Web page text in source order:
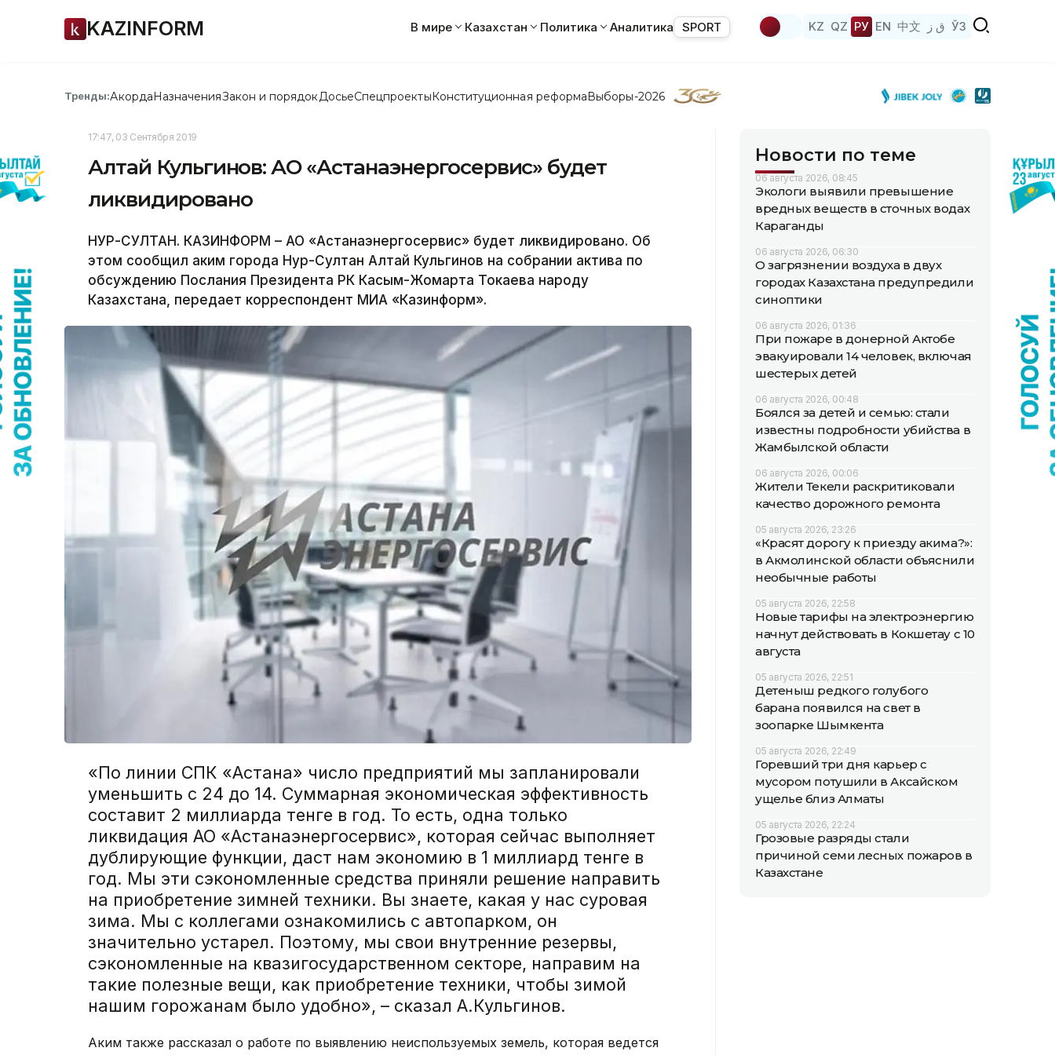
KAZINFORM В мире Казахстан Политика Аналитика SPORT KZ QZ РУ EN 中文 ق ز ЎЗ
Тренды:АкордаНазначенияЗакон и порядок ДосьеСпецпроектыКонституционная реформаВыборы-2026
17:47, 03 Сентября 2019
Алтай Кульгинов: АО «Астанаэнергосервис» будет
ликвидировано
НУР-СУЛТАН. КАЗИНФОРМ – АО «Астанаэнергосервис» будет ликвидировано. Об
этом сообщил аким города Нур-Султан Алтай Кульгинов на собрании актива по
обсуждению Послания Президента РК Касым-Жомарта Токаева народу
Казахстана, передает корреспондент МИА «Казинформ».
«По линии СПК «Астана» число предприятий мы запланировали
уменьшить с 24 до 14. Суммарная экономическая эффективность
составит 2 миллиарда тенге в год. То есть, одна только
ликвидация АО «Астанаэнергосервис», которая сейчас выполняет
дублирующие функции, даст нам экономию в 1 миллиард тенге в
год. Мы эти сэкономленные средства приняли решение направить
на приобретение зимней техники. Вы знаете, какая у нас суровая
зима. Мы с коллегами ознакомились с автопарком, он
значительно устарел. Поэтому, мы свои внутренние резервы,
сэкономленные на квазигосударственном секторе, направим на
такие полезные вещи, как приобретение техники, чтобы зимой
нашим горожанам было удобно», – сказал А.Кульгинов.
Аким также рассказал о работе по выявлению неиспользуемых земель, которая ведется
Новости по теме
06 августа 2026, 08:45
Экологи выявили превышение
вредных веществ в сточных водах
Караганды
06 августа 2026, 06:30
О загрязнении воздуха в двух
городах Казахстана предупредили
синоптики
06 августа 2026, 01:36
При пожаре в донерной Актобе
эвакуировали 14 человек, включая
шестерых детей
06 августа 2026, 00:48
Боялся за детей и семью: стали
известны подробности убийства в
Жамбылской области
06 августа 2026, 00:06
Жители Текели раскритиковали
качество дорожного ремонта
05 августа 2026, 23:26
«Красят дорогу к приезду акима?»:
в Акмолинской области объяснили
необычные работы
05 августа 2026, 22:58
Новые тарифы на электроэнергию
начнут действовать в Кокшетау с 10
августа
05 августа 2026, 22:51
Детеныш редкого голубого
барана появился на свет в
зоопарке Шымкента
05 августа 2026, 22:49
Горевший три дня карьер с
мусором потушили в Аксайском
ущелье близ Алматы
05 августа 2026, 22:24
Грозовые разряды стали
причиной семи лесных пожаров в
Казахстане